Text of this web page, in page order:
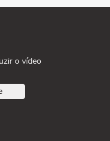
o vídeo